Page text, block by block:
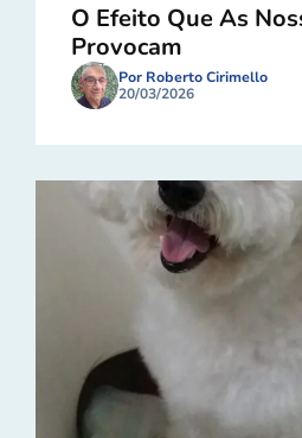
O Efeito Que As
Provocam
Por Roberto Cirimello
20/03/2026